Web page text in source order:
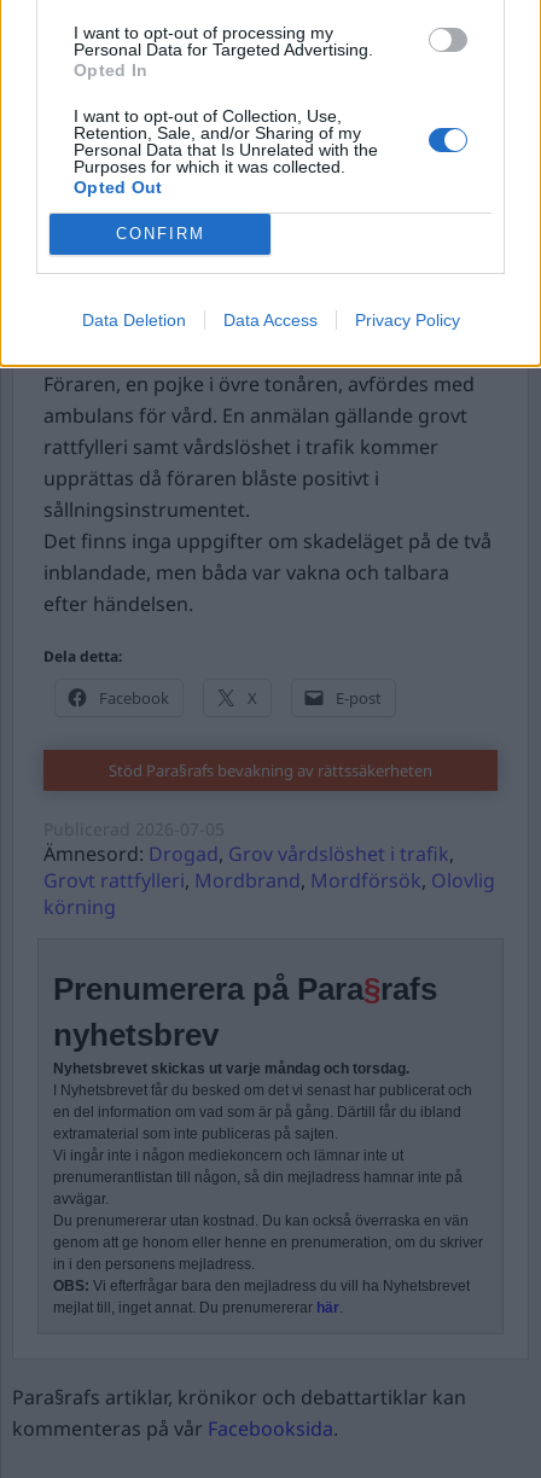
I want to opt-out of processing my
Personal Data for Targeted Advertising.
Opted In
I want to opt-out of Collection, Use,
Retention, Sale, and/or Sharing of my
Personal Data that Is Unrelated with the
Purposes for which it was collected.
Opted Out
CONFIRM
Data Deletion Data Access Privacy Policy
Initialt inleddes en förundersökning gällande
allmänfarlig vårdslöshet, men
brottsrubriceringen ändrades senare till
mordbrand.
Berusad tonåring på moped körde in i vägbom.
Larm inkommer under lördagsförmiddagen till
SOS om att en mopedist kört rätt in i en vägbom i
ådragit sig skador vid händelsen, rapporterar
Föraren, en pojke i övre tonåren, avfördes med
ambulans för vård. En anmälan gällande grovt
rattfylleri samt vårdslöshet i trafik kommer
upprättas då föraren blåste positivt i
sållningsinstrumentet.
Det finns inga uppgifter om skadeläget på de två
inblandade, men båda var vakna och talbara
efter händelsen.
Dela detta:
Facebook X E-post
Stöd Para§rafs bevakning av rättssäkerheten
Ämnesord: Drogad, Grov vårdslöshet i trafik,
Grovt rattfylleri, Mordbrand, Mordförsök, Olovlig
körning
Prenumerera på Para§rafs
nyhetsbrev
Nyhetsbrevet skickas ut varje måndag och torsdag.
I Nyhetsbrevet får du besked om det vi senast har publicerat och
en del information om vad som är på gång. Därtill får du ibland
extramaterial som inte publiceras på sajten.
Vi ingår inte i någon mediekoncern och lämnar inte ut
prenumerantlistan till någon, så din mejladress hamnar inte på
avvägar.
Du prenumererar utan kostnad. Du kan också överraska en vän
genom att ge honom eller henne en prenumeration, om du skriver
in i den personens mejladress.
OBS: Vi efterfrågar bara den mejladress du vill ha Nyhetsbrevet
mejlat till, inget annat. Du prenumererar här.
Para§rafs artiklar, krönikor och debattartiklar kan
kommenteras på vår Facebooksida.